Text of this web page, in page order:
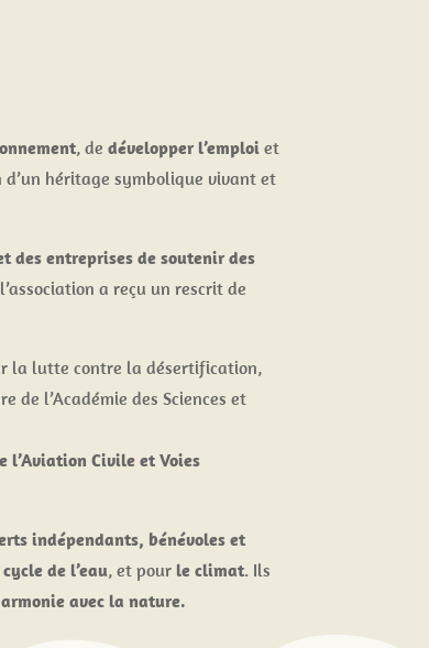
, dedévelopper l’emploi et
héritage symbolique vivant et
des entreprises de soutenir des
a reçu un rescrit de
la lutte contre la désertification,
de l’Académie des Sciences et
l’Aviation Civile et Voies
indépendants, bénévoles et
cycle de l’eau, et pourle climat. Ils
avec la nature.